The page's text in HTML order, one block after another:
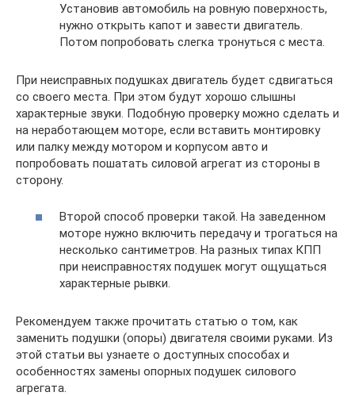
Установив автомобиль на ровную поверхность,
нужно открыть капот и завести двигатель.
Потом попробовать слегка тронуться с места.
При неисправных подушках двигатель будет сдвигаться
со своего места. При этом будут хорошо слышны
характерные звуки. Подобную проверку можно сделать и
на неработающем моторе, если вставить монтировку
или палку между мотором и корпусом авто и
попробовать пошатать силовой агрегат из стороны в
сторону.
Второй способ проверки такой. На заведенном
моторе нужно включить передачу и трогаться на
несколько сантиметров. На разных типах КПП
при неисправностях подушек могут ощущаться
характерные рывки.
Рекомендуем также прочитать статью о том, как
заменить подушки (опоры) двигателя своими руками. Из
этой статьи вы узнаете о доступных способах и
особенностях замены опорных подушек силового
агрегата.